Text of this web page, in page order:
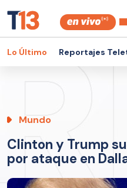
Lo Último Reportajes
Mundo
Clinton y Trump
por ataque en